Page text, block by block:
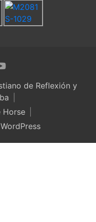
de Reflexión y
Horse
WordPress